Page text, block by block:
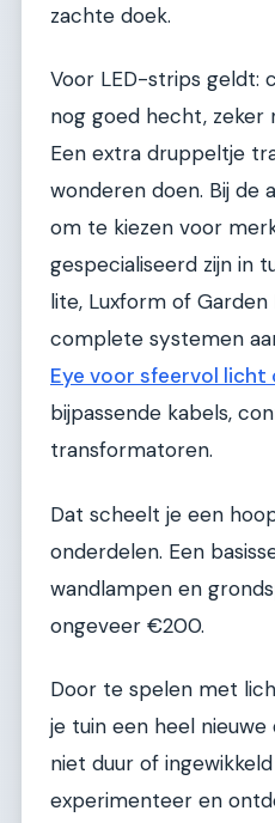
zachte doek.
Voor LED-strips geldt:
nog goed hecht, zeker
Een extra druppeltje
wonderen doen. Bij de
om te kiezen voor
gespecialiseerd zijn in
lite, Luxform of Garden
complete systemen
Eye voor sfeervol licht
bijpassende kabels,
transformatoren.
Dat scheelt je een
onderdelen. Een
wandlampen en
ongeveer €200.
Door te spelen met
je tuin een heel
niet duur of
experimenteer en